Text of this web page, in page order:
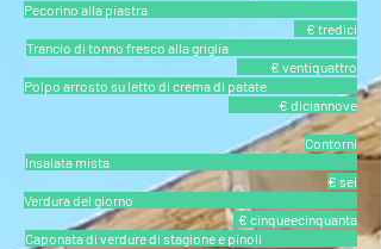
Pecorino alla piastra
€ tredici
Trancio di tonno fresco alla griglia
€ ventiquattro
Polpo arrosto su letto di crema di patate
€ diciannove
Contorni
Insalata mista
€ sei
Verdura del giorno
€ cinqueecinquanta
Caponata di verdure di stagione e pinoli